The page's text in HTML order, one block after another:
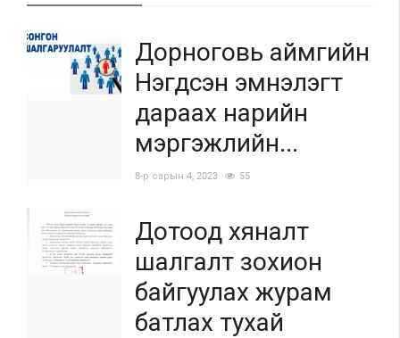
Дорноговь аймгийн
Нэгдсэн эмнэлэгт
дараах нарийн
мэргэжлийн...
8-р сарын 4, 2023 55
Дотоод хяналт
шалгалт зохион
байгуулах журам
батлах тухай